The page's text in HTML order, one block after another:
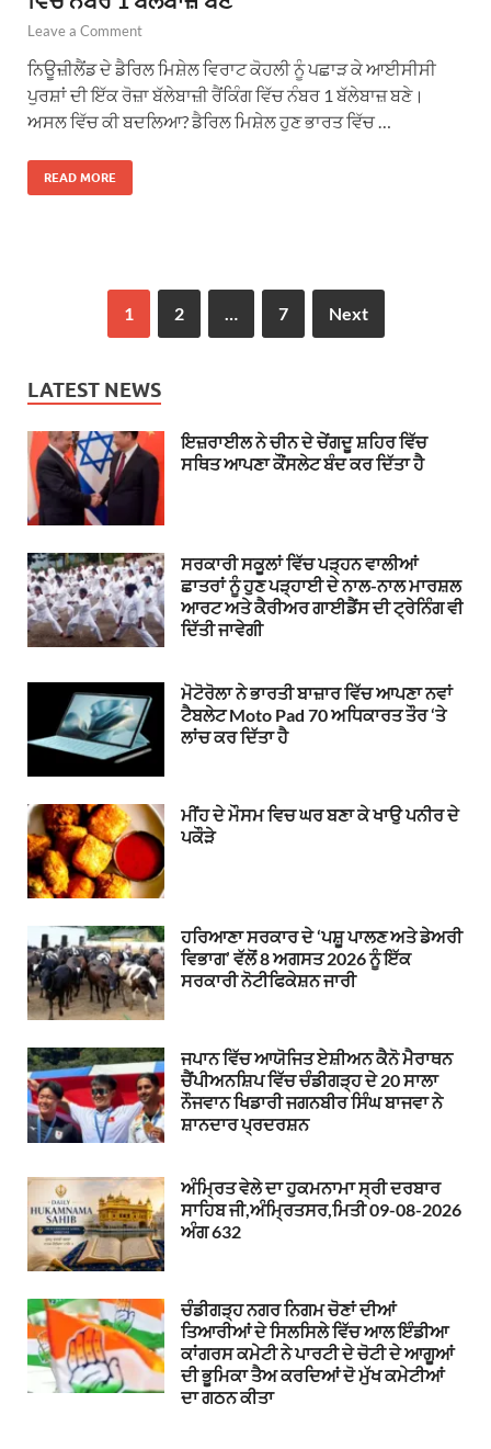
Leave a Comment
ਨਿਊਜ਼ੀਲੈਂਡ ਦੇ ਡੈਰਿਲ ਮਿਸ਼ੇਲ ਵਿਰਾਟ ਕੋਹਲੀ ਨੂੰ ਪਛਾੜ ਕੇ ਆਈਸੀਸੀ
ਪੁਰਸ਼ਾਂ ਦੀ ਇੱਕ ਰੋਜ਼ਾ ਬੱਲੇਬਾਜ਼ੀ ਰੈਂਕਿੰਗ ਵਿੱਚ ਨੰਬਰ 1 ਬੱਲੇਬਾਜ਼ ਬਣੇ।
ਅਸਲ ਵਿੱਚ ਕੀ ਬਦਲਿਆ? ਡੈਰਿਲ ਮਿਸ਼ੇਲ ਹੁਣ ਭਾਰਤ ਵਿੱਚ …
READ MORE
1 2 … 7 Next
LATEST NEWS
ਇਜ਼ਰਾਈਲ ਨੇ ਚੀਨ ਦੇ ਚੇਂਗਦੂ ਸ਼ਹਿਰ ਵਿੱਚ
ਸਥਿਤ ਆਪਣਾ ਕੌਂਸਲੇਟ ਬੰਦ ਕਰ ਦਿੱਤਾ ਹੈ
ਸਰਕਾਰੀ ਸਕੂਲਾਂ ਵਿੱਚ ਪੜ੍ਹਨ ਵਾਲੀਆਂ
ਛਾਤਰਾਂ ਨੂੰ ਹੁਣ ਪੜ੍ਹਾਈ ਦੇ ਨਾਲ-ਨਾਲ ਮਾਰਸ਼ਲ
ਆਰਟ ਅਤੇ ਕੈਰੀਅਰ ਗਾਈਡੈਂਸ ਦੀ ਟ੍ਰੇਨਿੰਗ ਵੀ
ਦਿੱਤੀ ਜਾਵੇਗੀ
ਮੋਟੋਰੋਲਾ ਨੇ ਭਾਰਤੀ ਬਾਜ਼ਾਰ ਵਿੱਚ ਆਪਣਾ ਨਵਾਂ
ਟੈਬਲੇਟ Moto Pad 70 ਅਧਿਕਾਰਤ ਤੌਰ ‘ਤੇ
ਲਾਂਚ ਕਰ ਦਿੱਤਾ ਹੈ
ਮੀਂਹ ਦੇ ਮੌਸਮ ਵਿਚ ਘਰ ਬਣਾ ਕੇ ਖਾਉ ਪਨੀਰ ਦੇ
ਪਕੌੜੇ
ਹਰਿਆਣਾ ਸਰਕਾਰ ਦੇ ‘ਪਸ਼ੂ ਪਾਲਣ ਅਤੇ ਡੇਅਰੀ
ਵਿਭਾਗ’ ਵੱਲੋਂ 8 ਅਗਸਤ 2026 ਨੂੰ ਇੱਕ
ਸਰਕਾਰੀ ਨੋਟੀਫਿਕੇਸ਼ਨ ਜਾਰੀ
ਜਪਾਨ ਵਿੱਚ ਆਯੋਜਿਤ ਏਸ਼ੀਅਨ ਕੈਨੋ ਮੈਰਾਥਨ
ਚੈਂਪੀਅਨਸ਼ਿਪ ਵਿੱਚ ਚੰਡੀਗੜ੍ਹ ਦੇ 20 ਸਾਲਾ
ਨੌਜਵਾਨ ਖਿਡਾਰੀ ਜਗਨਬੀਰ ਸਿੰਘ ਬਾਜਵਾ ਨੇ
ਸ਼ਾਨਦਾਰ ਪ੍ਰਦਰਸ਼ਨ
ਅੰਮ੍ਰਿਤ ਵੇਲੇ ਦਾ ਹੁਕਮਨਾਮਾ ਸ੍ਰੀ ਦਰਬਾਰ
ਸਾਹਿਬ ਜੀ,ਅੰਮ੍ਰਿਤਸਰ,ਮਿਤੀ 09-08-2026
ਅੰਗ 632
ਚੰਡੀਗੜ੍ਹ ਨਗਰ ਨਿਗਮ ਚੋਣਾਂ ਦੀਆਂ
ਤਿਆਰੀਆਂ ਦੇ ਸਿਲਸਿਲੇ ਵਿੱਚ ਆਲ ਇੰਡੀਆ
ਕਾਂਗਰਸ ਕਮੇਟੀ ਨੇ ਪਾਰਟੀ ਦੇ ਚੋਟੀ ਦੇ ਆਗੂਆਂ
ਦੀ ਭੂਮਿਕਾ ਤੈਅ ਕਰਦਿਆਂ ਦੋ ਮੁੱਖ ਕਮੇਟੀਆਂ
ਦਾ ਗਠਨ ਕੀਤਾ